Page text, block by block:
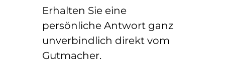
Erhalten Sie eine
persönliche Antwort ganz
unverbindlich direkt vom
Gutmacher.